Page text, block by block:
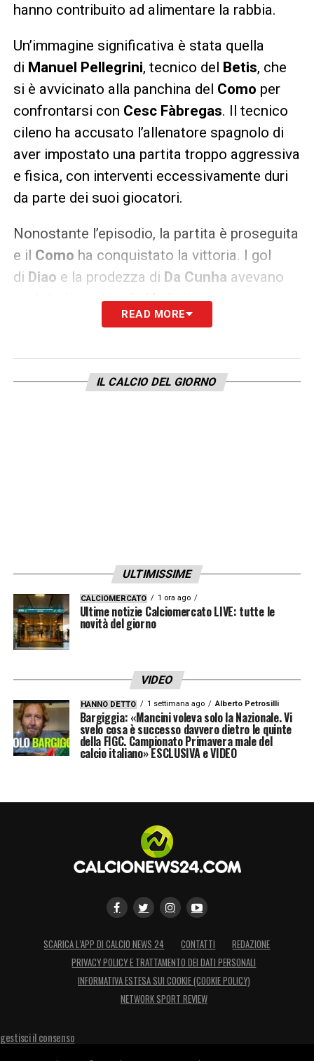
hanno contribuito ad alimentare la rabbia.
Un’immagine significativa è stata quella
di Manuel Pellegrini, tecnico del Betis, che
si è avvicinato alla panchina del Como per
confrontarsi con Cesc Fàbregas. Il tecnico
cileno ha accusato l’allenatore spagnolo di
aver impostato una partita troppo aggressiva
e fisica, con interventi eccessivamente duri
da parte dei suoi giocatori.
Nonostante l’episodio, la partita è proseguita
e il Como ha conquistato la vittoria. I gol
di Diao e la prodezza di Da Cunha avevano
portato in vantaggio i lariani,
avevano riportato la gara in
recupero diAzon, che ha fissato il risultato
sul 3-2. Un esito sportivo che, purtroppo, è
READ MORE
IL CALCIO DEL GIORNO
ULTIMISSIME
CALCIOMERCATO 1 ora ago
Ultime notizie Calciomercato LIVE: tutte le
novità del giorno
VIDEO
HANNO DETTO 1 settimana ago Alberto Petrosilli
Bargiggia: «Mancini voleva solo la Nazionale. Vi
svelo cosa è successo davvero dietro le quinte
della FIGC. Campionato Primavera male del
calcio italiano» ESCLUSIVA e VIDEO
SCARICA L’APP DI CALCIO NEWS 24 CONTATTI
REDAZIONE
PRIVACY POLICY E TRATTAMENTO DEI DATI PERSONALI
INFORMATIVA ESTESA SUI COOKIE (COOKIE POLICY)
NETWORK SPORT REVIEW
gestisci il consenso